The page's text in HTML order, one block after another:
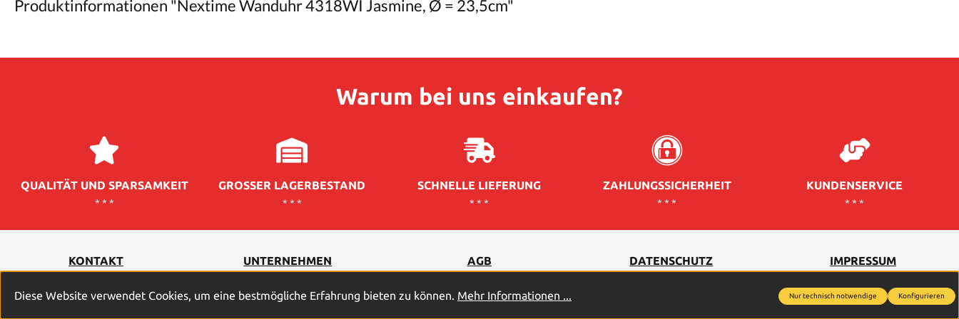
Produktinformationen "Nextime Wanduhr 4318WI Jasmine, Ø = 23,5cm"
Warum bei uns einkaufen?
QUALITÄT UND SPARSAMKEIT
* * *
GROSSER LAGERBESTAND
* * *
SCHNELLE LIEFERUNG
* * *
ZAHLUNGSSICHERHEIT
* * *
KUNDENSERVICE
* * *
KONTAKT UNTERNEHMEN AGB DATENSCHUTZ IMPRESSUM
2026© PROFICELL Batterien GmbH & Co. Vertriebs-KG
Diese Website verwendet Cookies, um eine bestmögliche Erfahrung bieten zu können. Mehr Informationen ... Nur technisch notwendige Konfigurieren